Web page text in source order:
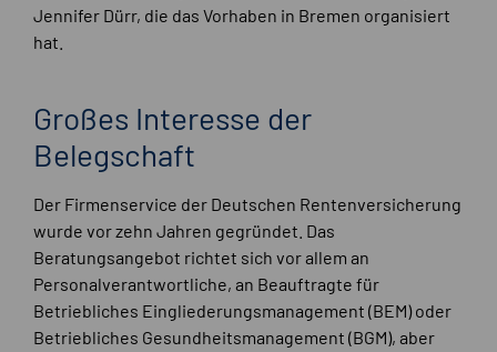
Jennifer Dürr, die das Vorhaben in Bremen organisiert
hat.
Großes Interesse der
Belegschaft
Der Firmenservice der Deutschen Rentenversicherung
wurde vor zehn Jahren gegründet. Das
Beratungsangebot richtet sich vor allem an
Personalverantwortliche, an Beauftragte für
Betriebliches Eingliederungsmanagement (BEM) oder
Betriebliches Gesundheitsmanagement (BGM), aber